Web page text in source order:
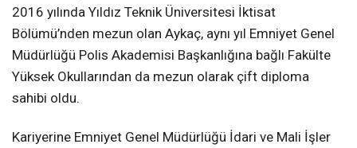
2016 yılında Yıldız Teknik Üniversitesi İktisat
Bölümü’nden mezun olan Aykaç, aynı yıl Emniyet Genel
Müdürlüğü Polis Akademisi Başkanlığına bağlı Fakülte
Yüksek Okullarından da mezun olarak çift diploma
sahibi oldu.
Kariyerine Emniyet Genel Müdürlüğü İdari ve Mali İşler